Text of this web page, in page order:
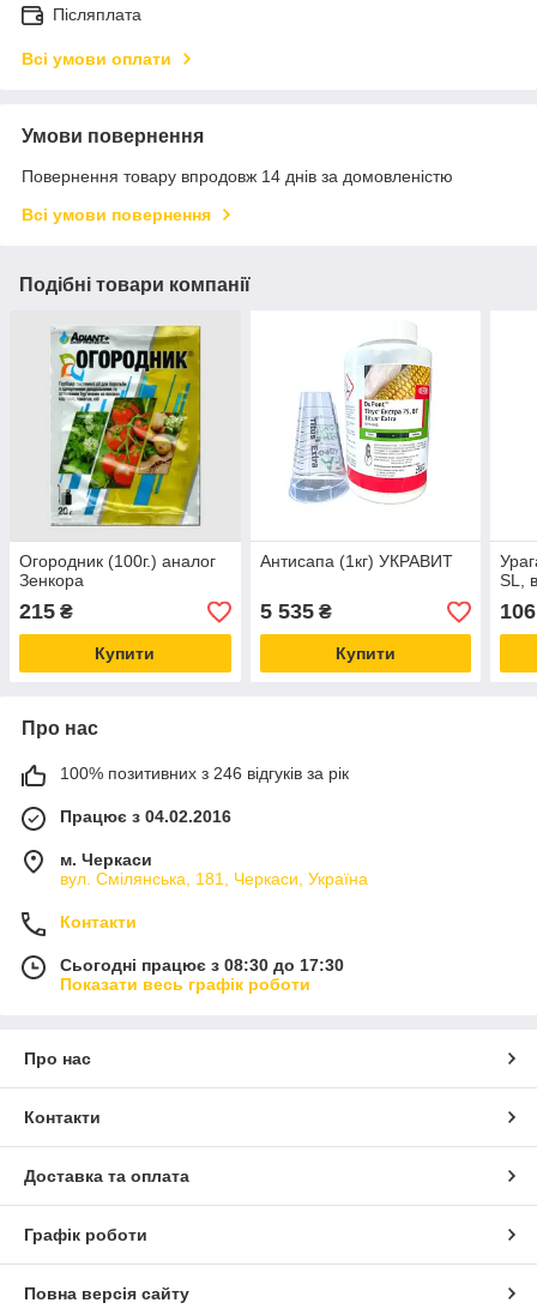
Післяплата
Всі умови оплати
Умови повернення
Повернення товару впродовж 14 днів за домовленістю
Всі умови повернення
Подібні товари компанії
Огородник (100г.) аналог
Зенкора
215 ₴
Купити
Антисапа (1кг) УКРАВИТ
5 535₴
Купити
SL,
106
Про нас
100% позитивних з 246 відгуків за рік
Працює з 04.02.2016
м. Черкаси
вул. Смілянська, 181, Черкаси, Україна
Контакти
Сьогодні працює з 08:30 до 17:30
Показати весь графік роботи
Про нас
Контакти
Доставка та оплата
Графік роботи
Повна версія сайту